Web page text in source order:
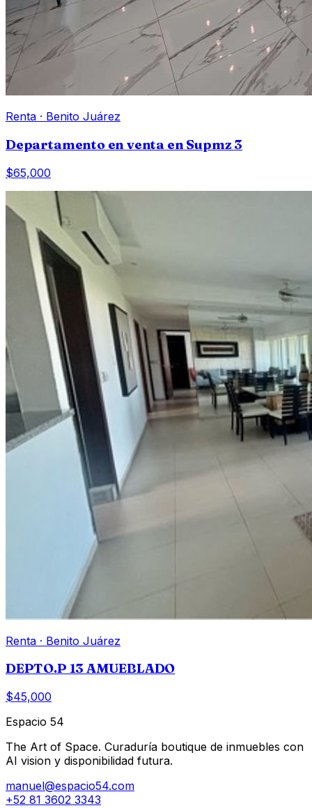
Renta · Benito Juárez
Departamento en venta en Supmz 3
$65,000
Renta · Benito Juárez
DEPTO.P 13 AMUEBLADO
$45,000
Espacio 54
The Art of Space. Curaduría boutique de inmuebles con
AI vision y disponibilidad futura.
manuel@espacio54.com
+52 81 3602 3343